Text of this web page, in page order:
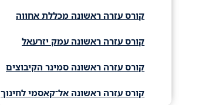
קורס עזרה ראשונה מכללת אחווה
קורס עזרה ראשונה עמק יזרעאל
קורס עזרה ראשונה סמינר הקיבוצים
קורס עזרה ראשונה אל־קאסמי לחינוך